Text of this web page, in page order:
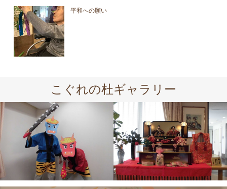
平和への願い
こぐれの杜ギャラリー